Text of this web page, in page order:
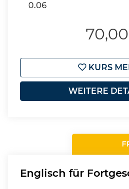
0.06
KURS
WEITERE
Englisch für